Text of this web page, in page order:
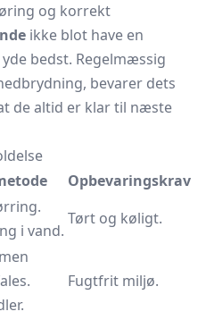
og korrekt
ikke blot have en
bedst. Regelmæssig
bevarer dets
de altid er klar til næste
Opbevaringskrav
i vand.
Tørt og køligt.
Fugtfrit miljø.